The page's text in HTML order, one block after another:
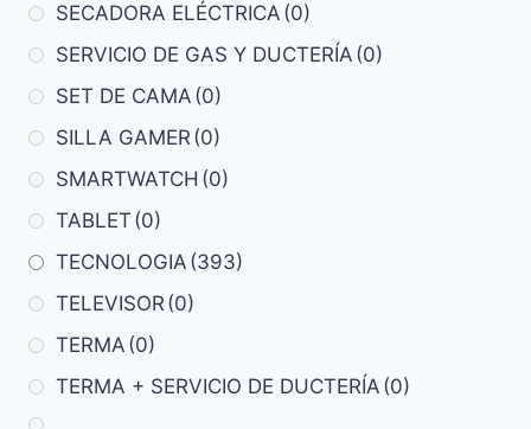
SECADORA ELÉCTRICA (0)
SERVICIO DE GAS Y DUCTERÍA (0)
SET DE CAMA (0)
SILLA GAMER(0)
SMARTWATCH (0)
TABLET (0)
TECNOLOGIA (393)
TELEVISOR(0)
TERMA (0)
TERMA + SERVICIO DE DUCTERÍA (0)